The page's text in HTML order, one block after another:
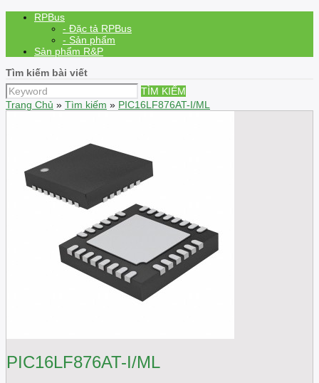
RPBus
- Đặc tả RPBus
- Sản phẩm
Sản phẩm R&P
Tìm kiếm bài viết
TÌM KIẾM
Trang Chủ » Tìm kiếm » PIC16LF876AT-I/ML
PIC16LF876AT-I/ML